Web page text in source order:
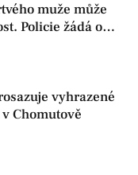
muže může
Policie žádá o
vyhrazené
Chomutově